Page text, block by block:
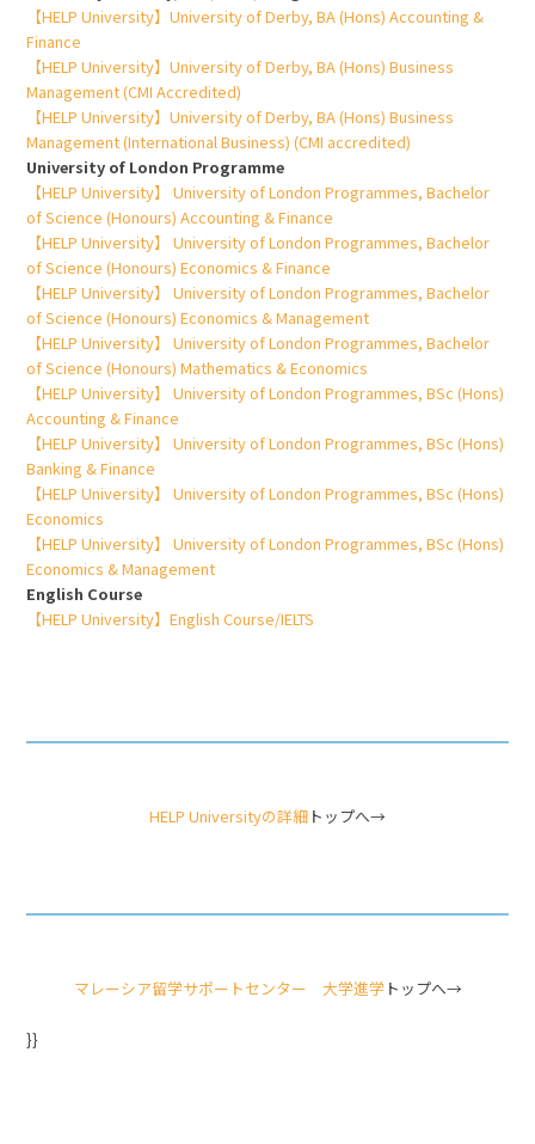
【HELP University】University of Derby, BA (Hons) Accounting &
Finance
【HELP University】University of Derby, BA (Hons) Business
Management (CMI Accredited)
【HELP University】University of Derby, BA (Hons) Business
Management (International Business) (CMI accredited)
University of London Programme
【HELP University】 University of London Programmes, Bachelor
of Science (Honours) Accounting & Finance
【HELP University】 University of London Programmes, Bachelor
of Science (Honours) Economics & Finance
【HELP University】 University of London Programmes, Bachelor
of Science (Honours) Economics & Management
【HELP University】 University of London Programmes, Bachelor
of Science (Honours) Mathematics & Economics
【HELP University】 University of London Programmes, BSc (Hons)
Accounting & Finance
【HELP University】 University of London Programmes, BSc (Hons)
Banking & Finance
【HELP University】 University of London Programmes, BSc (Hons)
Economics
【HELP University】 University of London Programmes, BSc (Hons)
Economics & Management
English Course
【HELP University】English Course/IELTS
HELP Universityの詳細 トップへ→
マレーシア留学サポートセンター 大学進学トップへ→
}}